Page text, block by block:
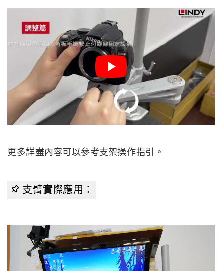
更多詳盡內容可以參考支架操作指引。
支臂實際應用：